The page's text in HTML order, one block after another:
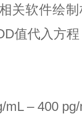
关软件绘制
值代入方
mL–400 pg/